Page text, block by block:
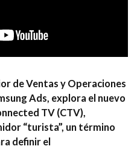
de Ventas y Operaciones
Ads, explora el nuevo
TV (CTV),
“turista”, un término
definir el